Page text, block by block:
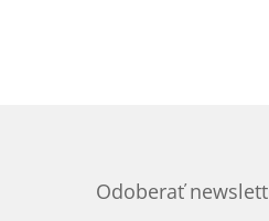
Odoberať